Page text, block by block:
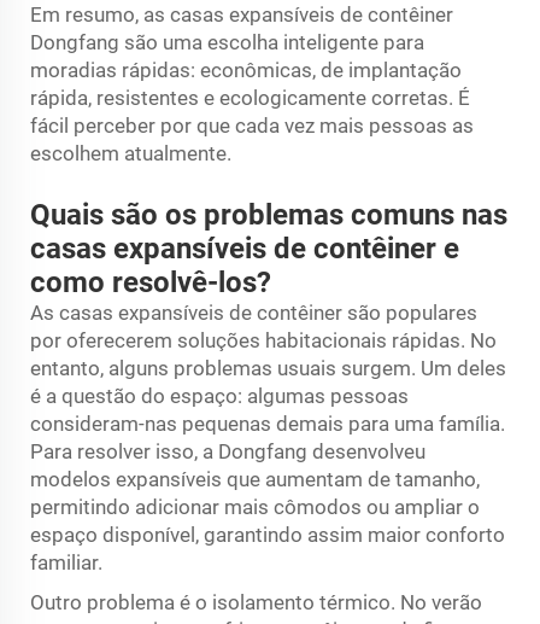
Em resumo, as casas expansíveis de contêiner
Dongfang são uma escolha inteligente para
moradias rápidas: econômicas, de implantação
rápida, resistentes e ecologicamente corretas. É
fácil perceber por que cada vez mais pessoas as
escolhem atualmente.
Quais são os problemas comuns nas
casas expansíveis de contêiner e
como resolvê-los?
As casas expansíveis de contêiner são populares
por oferecerem soluções habitacionais rápidas. No
entanto, alguns problemas usuais surgem. Um deles
é a questão do espaço: algumas pessoas
consideram-nas pequenas demais para uma família.
Para resolver isso, a Dongfang desenvolveu
modelos expansíveis que aumentam de tamanho,
permitindo adicionar mais cômodos ou ampliar o
espaço disponível, garantindo assim maior conforto
familiar.
Outro problema é o isolamento térmico. No verão